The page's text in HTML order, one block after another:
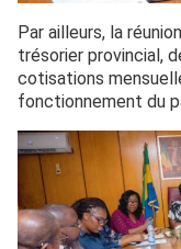
Par ailleurs, la
trésorier provincial,
cotisations
fonctionnement du